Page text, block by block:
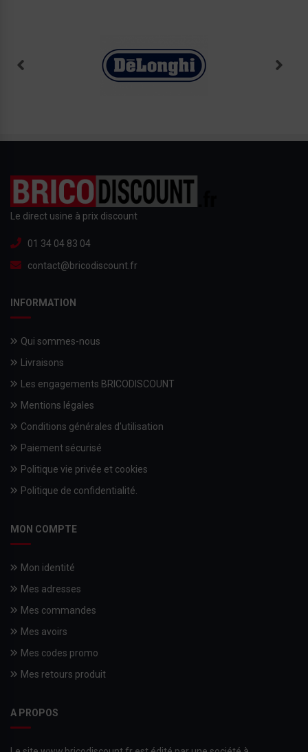
Le direct usine à prix discount
01 34 04 83 04
contact@bricodiscount.fr
INFORMATION
Qui sommes-nous
Livraisons
Les engagements BRICODISCOUNT
Mentions légales
Conditions générales d'utilisation
Paiement sécurisé
Politique vie privée et cookies
Politique de confidentialité.
MON COMPTE
Mon identité
Mes adresses
Mes commandes
Mes avoirs
Mes codes promo
Mes retours produit
A PROPOS